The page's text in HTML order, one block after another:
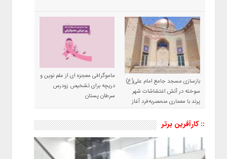
بازسازی مسجد جامع امام علی(ع)
سوخته در آتش اغتشاشات شهر
پرند با معماری منحصربه‌فرد آغاز
ماموگرافی معجزه ای از علم نوین و
دریچه برای تشخیص زودرس
سرطان پستان
:: کارآفرین برتر